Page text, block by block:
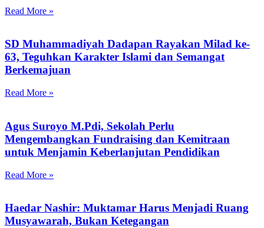
Read More »
SD Muhammadiyah Dadapan Rayakan Milad ke-
63, Teguhkan Karakter Islami dan Semangat
Berkemajuan
Read More »
Agus Suroyo M.Pdi, Sekolah Perlu
Mengembangkan Fundraising dan Kemitraan
untuk Menjamin Keberlanjutan Pendidikan
Read More »
Haedar Nashir: Muktamar Harus Menjadi Ruang
Musyawarah, Bukan Ketegangan